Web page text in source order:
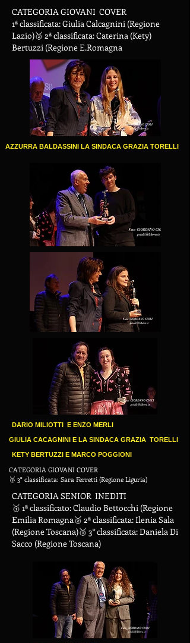
CATEGORIA GIOVANI COVER
1ª classificata: Giulia Calcagnini (Regione
Lazio)🥈 2ª classificata: Caterina (Kety)
Bertuzzi (Regione E.Romagna
AZZURRA BALDASSINI LA SINDACA GRAZIA TORELLI
DARIO MILIOTTI E ENZO MERLI
GIULIA CACAGNINI E LA SINDACA GRAZIA TORELLI
KETY BERTUZZI E MARCO POGGIONI
CATEGORIA GIOVANI COVER
🥉 3° classificata: Sara Ferretti (Regione Liguria)
CATEGORIA SENIOR INEDITI
🥇 1ª classificato: Claudio Bettocchi (Regione
Emilia Romagna🥈 2ª classificata: Ilenia Sala
(Regione Toscana)🥉 3° classificata: Daniela Di
Sacco (Regione Toscana)